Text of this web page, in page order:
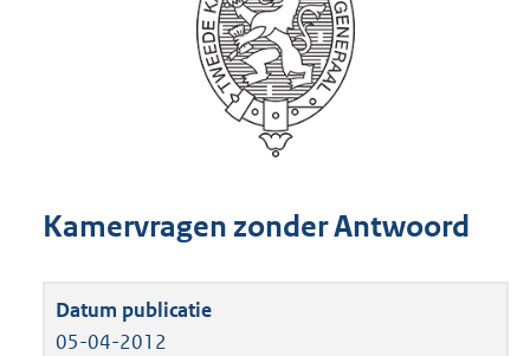
Kamervragen zonder Antwoord
05-04-2012